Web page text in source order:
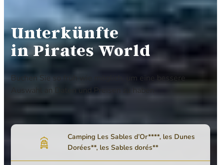
Unterkünfte
in Pirates World
Buchen Sie so früh wie möglich, um eine bessere
Auswahl an Daten und Preisen zu haben
Camping Les Sables d’Or****, les Dunes
Dorées**, les Sables dorés**